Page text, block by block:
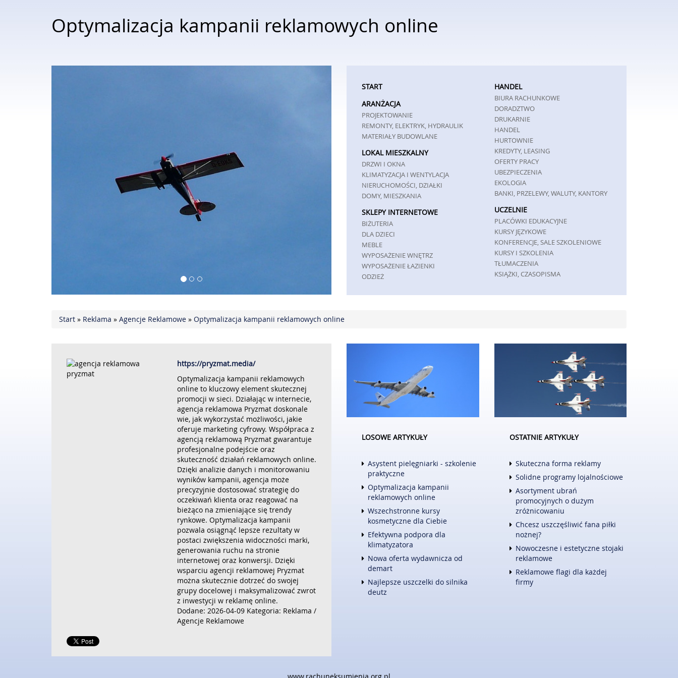
Optymalizacja kampanii reklamowych online
START HANDEL
BIURA RACHUNKOWE
DORADZTWO
DRUKARNIE
HANDEL
HURTOWNIE
KREDYTY, LEASING
OFERTY PRACY
UBEZPIECZENIA
EKOLOGIA
BANKI, PRZELEWY, WALUTY, KANTORY
ARANŻACJA
PROJEKTOWANIE
REMONTY, ELEKTRYK, HYDRAULIK
MATERIAŁY BUDOWLANE
LOKAL MIESZKALNY
DRZWI I OKNA
KLIMATYZACJA I WENTYLACJA
NIERUCHOMOŚCI, DZIAŁKI
DOMY, MIESZKANIA
UCZELNIE
PLACÓWKI EDUKACYJNE
KURSY JĘZYKOWE
KONFERENCJE, SALE SZKOLENIOWE
KURSY I SZKOLENIA
TŁUMACZENIA
KSIĄŻKI, CZASOPISMA
SKLEPY INTERNETOWE
BIŻUTERIA
DLA DZIECI
MEBLE
WYPOSAŻENIE WNĘTRZ
WYPOSAŻENIE ŁAZIENKI
ODZIEŻ
ELEKTRONIKA, RTV, AGD
CZĘŚCI SAMOCHODOWE
USŁUGI MOTORYZACYJNE
AGENCJE REKLAMOWE
MATERIAŁY REKLAMOWE
INNE AGENCJE
ZAJĘCIA SPORTOWE I REKREACYJNE
INFORMATYCZNE
FOTOGRAFIA
ADWOKACI, PORADY PRAWNE
ŚLUB I WESELE
WETERYNARYJNE, HODOWLA ZWIERZĄT
SPRZĄTANIE, PORZĄDKOWANIE
SERWIS
OPIEKA
INNE USŁUGI
KURIER, PRZESYŁKI
TURYSTYKA
PODRÓŻE
WYPOCZYNEK
WITALIZM
KOSMETYKI
LECZENIE
SALONY KOSMETYCZNE
SPRZĘT MEDYCZNY
WEB
OPROGRAMOWANIE
STRONY INTERNETOWE
KONTAKT
Start » Reklama » Agencje Reklamowe » Optymalizacja kampanii reklamowych online
https://pryzmat.media/
Optymalizacja kampanii reklamowych
online to kluczowy element skutecznej
promocji w sieci. Działając w internecie,
agencja reklamowa Pryzmat doskonale
wie, jak wykorzystać możliwości, jakie
oferuje marketing cyfrowy. Współpraca z
agencją reklamową Pryzmat gwarantuje
profesjonalne podejście oraz
skuteczność działań reklamowych online.
Dzięki analizie danych i monitorowaniu
wyników kampanii, agencja może
precyzyjnie dostosować strategię do
oczekiwań klienta oraz reagować na
bieżąco na zmieniające się trendy
rynkowe. Optymalizacja kampanii
pozwala osiągnąć lepsze rezultaty w
postaci zwiększenia widoczności marki,
generowania ruchu na stronie
internetowej oraz konwersji. Dzięki
wsparciu agencji reklamowej Pryzmat
można skutecznie dotrzeć do swojej
grupy docelowej i maksymalizować zwrot
z inwestycji w reklamę online.
Dodane: 2026-04-09 Kategoria: Reklama /
Agencje Reklamowe
LOSOWE ARTYKUŁY
Asystent pielęgniarki - szkolenie
praktyczne
Optymalizacja kampanii
reklamowych online
Wszechstronne kursy
kosmetyczne dla Ciebie
Efektywna podpora dla
klimatyzatora
Nowa oferta wydawnicza od
demart
Najlepsze uszczelki do silnika
deutz
OSTATNIE ARTYKUŁY
Skuteczna forma reklamy
Solidne programy lojalnościowe
Asortyment ubrań
promocyjnych o dużym
zróżnicowaniu
Chcesz uszczęśliwić fana piłki
nożnej?
Nowoczesne i estetyczne stojaki
reklamowe
Reklamowe flagi dla każdej
firmy